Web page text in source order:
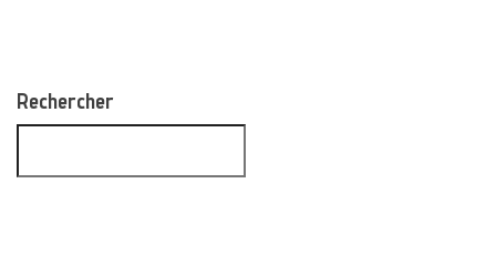
Rechercher